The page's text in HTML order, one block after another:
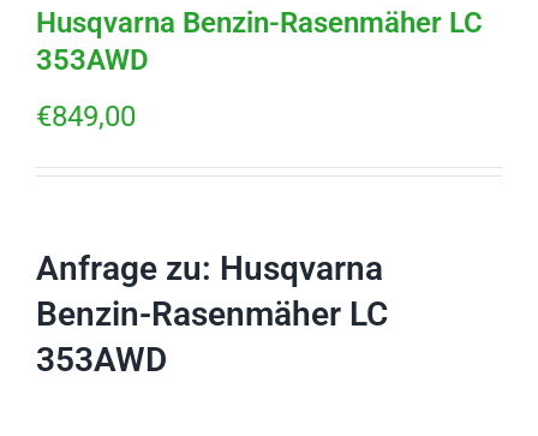
Husqvarna Benzin-Rasenmäher LC
353AWD
€849,00
Anfrage zu: Husqvarna
Benzin-Rasenmäher LC
353AWD